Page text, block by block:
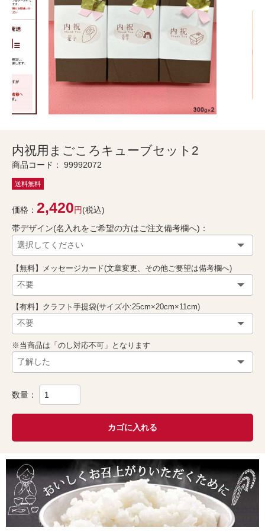
内祝用まごころキューブセット2
商品コード： 99992072
送料無料
価格： 2,420円(税込)
帯デザイン(名入れをご希望の方はご注文備考欄へ)：
【無料】メッセージカード(文章変更、その他ご要望は備考欄へ)
【有料】クラフト手提袋(サイズ小:25cm×20cm×11cm)
※当商品は「のし対応不可」となります
数量：
カゴに入れる